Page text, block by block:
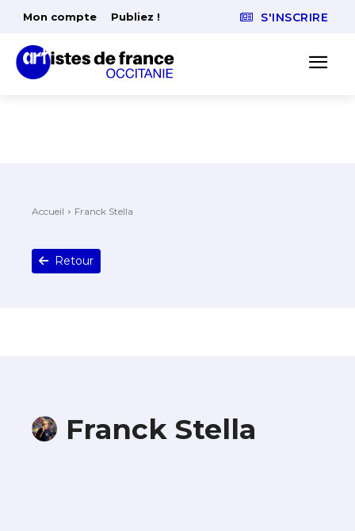
Mon compte Publiez ! S'INSCRIRE
Accueil Franck Stella
Retour
Franck Stella